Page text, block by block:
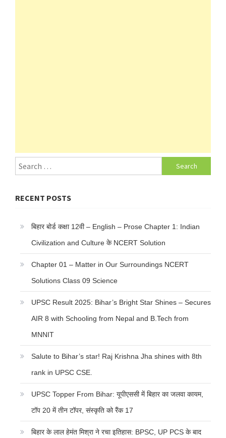
Search
for:
RECENT POSTS
बिहार बोर्ड कक्षा 12वी – English – Prose Chapter 1: Indian
Civilization and Culture के NCERT Solution
Chapter 01 – Matter in Our Surroundings NCERT
Solutions Class 09 Science
UPSC Result 2025: Bihar’s Bright Star Shines – Secures
AIR 8 with Schooling from Nepal and B.Tech from
MNNIT
Salute to Bihar’s star! Raj Krishna Jha shines with 8th
rank in UPSC CSE.
UPSC Topper From Bihar: यूपीएससी में बिहार का जलवा कायम,
टॉप 20 में तीन टॉपर, संस्कृति को रैंक 17
बिहार के लाल हेमंत मिश्रा ने रचा इतिहास: BPSC, UP PCS के बाद